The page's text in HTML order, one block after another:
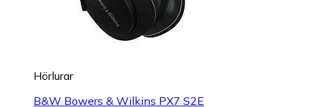
Hörlurar
B&W Bowers & Wilkins PX7 S2E